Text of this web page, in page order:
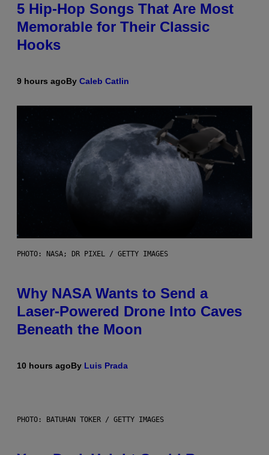
5 Hip-Hop Songs That Are Most
Memorable for Their Classic
Hooks
9 hours agoBy Caleb Catlin
PHOTO: NASA; DR PIXEL / GETTY IMAGES
Why NASA Wants to Send a
Laser-Powered Drone Into Caves
Beneath the Moon
10 hours agoBy Luis Prada
PHOTO: BATUHAN TOKER / GETTY IMAGES